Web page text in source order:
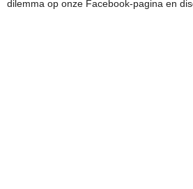
dilemma op onze Facebook-pagina en